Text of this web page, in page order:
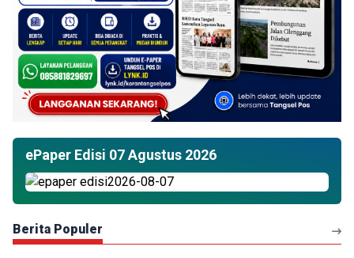
ePaper Edisi 07 Agustus 2026
Berita Populer